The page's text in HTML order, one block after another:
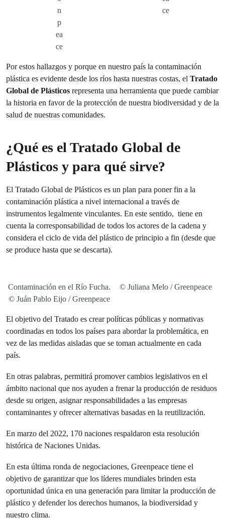
n
p
ea
ce
ce
Por estos hallazgos y porque en nuestro país la contaminación
plástica es evidente desde los ríos hasta nuestras costas, el Tratado
Global de Plásticos representa una herramienta que puede cambiar
la historia en favor de la protección de nuestra biodiversidad y de la
salud de nuestras comunidades.
¿Qué es el Tratado Global de
Plásticos y para qué sirve?
El Tratado Global de Plásticos es un plan para poner fin a la
contaminación plástica a nivel internacional a través de
instrumentos legalmente vinculantes. En este sentido, tiene en
cuenta la corresponsabilidad de todos los actores de la cadena y
considera el ciclo de vida del plástico de principio a fin (desde que
se produce hasta que se descarta).
Contaminación en el Río Fucha.
© Juán Pablo Eijo / Greenpeace
© Juliana Melo / Greenpeace
El objetivo del Tratado es crear políticas públicas y normativas
coordinadas en todos los países para abordar la problemática, en
vez de las medidas aisladas que se toman actualmente en cada
país.
En otras palabras, permitirá promover cambios legislativos en el
ámbito nacional que nos ayuden a frenar la producción de residuos
desde su origen, asignar responsabilidades a las empresas
contaminantes y ofrecer alternativas basadas en la reutilización. ⁣⁣
En marzo del 2022, 170 naciones respaldaron esta resolución
histórica de Naciones Unidas.
En esta última ronda de negociaciones, Greenpeace tiene el
objetivo de garantizar que los líderes mundiales brinden esta
oportunidad única en una generación para limitar la producción de
plástico y defender los derechos humanos, la biodiversidad y
nuestro clima.